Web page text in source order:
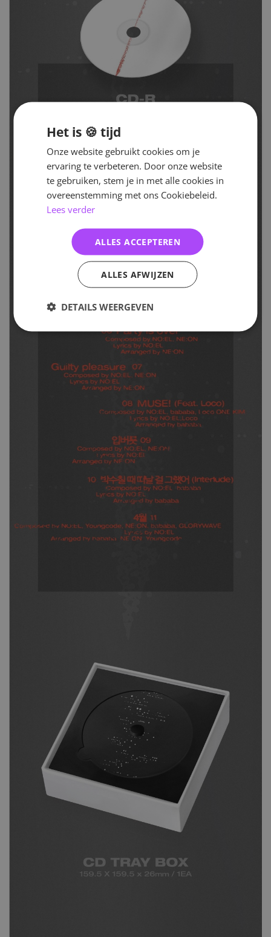
Het is 🍪 tijd
Onze website gebruikt cookies om je
ervaring te verbeteren. Door onze website
te gebruiken, stem je in met alle cookies in
overeenstemming met ons Cookiebeleid.
Lees verder
ALLES ACCEPTEREN
ALLES AFWIJZEN
DETAILS WEERGEVEN